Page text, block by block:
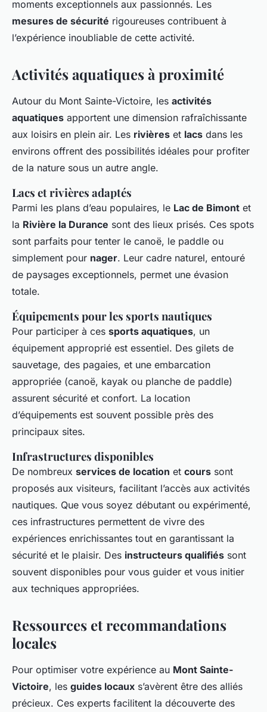
moments exceptionnels aux passionnés. Les
mesures de sécurité rigoureuses contribuent à
l’expérience inoubliable de cette activité.
Activités aquatiques à proximité
Autour du Mont Sainte-Victoire, les activités
aquatiques apportent une dimension rafraîchissante
aux loisirs en plein air. Les rivières et lacs dans les
environs offrent des possibilités idéales pour profiter
de la nature sous un autre angle.
Lacs et rivières adaptés
Parmi les plans d’eau populaires, le Lac de Bimont et
la Rivière la Durance sont des lieux prisés. Ces spots
sont parfaits pour tenter le canoë, le paddle ou
simplement pour nager. Leur cadre naturel, entouré
de paysages exceptionnels, permet une évasion
totale.
Équipements pour les sports nautiques
Pour participer à ces sports aquatiques, un
équipement approprié est essentiel. Des gilets de
sauvetage, des pagaies, et une embarcation
appropriée (canoë, kayak ou planche de paddle)
assurent sécurité et confort. La location
d’équipements est souvent possible près des
principaux sites.
Infrastructures disponibles
De nombreux services de location et cours sont
proposés aux visiteurs, facilitant l’accès aux activités
nautiques. Que vous soyez débutant ou expérimenté,
ces infrastructures permettent de vivre des
expériences enrichissantes tout en garantissant la
sécurité et le plaisir. Des instructeurs qualifiés sont
souvent disponibles pour vous guider et vous initier
aux techniques appropriées.
Ressources et recommandations
locales
Pour optimiser votre expérience au Mont Sainte-
Victoire, les guides locaux s’avèrent être des alliés
précieux. Ces experts facilitent la découverte des